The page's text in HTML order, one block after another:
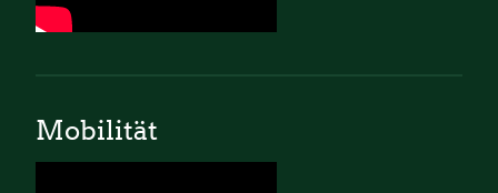
Mobilität